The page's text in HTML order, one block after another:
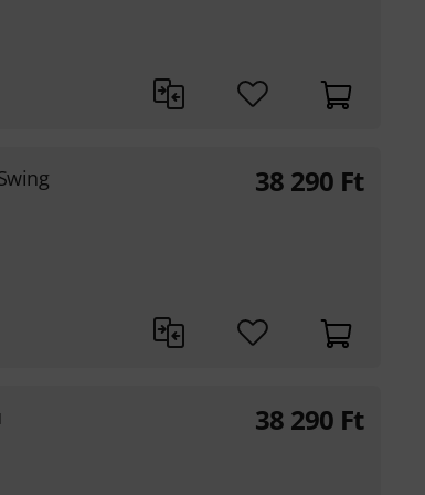
38 290 Ft
38 290 Ft